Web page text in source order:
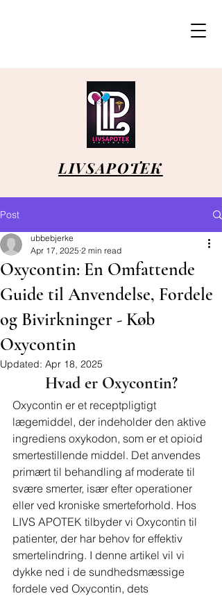
LIVSAPOTEK
Post
Oxycontin: En Omfattende
Guide til Anvendelse, Fordele
og Bivirkninger - Køb
Oxycontin
ubbebjerke
Apr 17, 2025 2 min read
Updated: Apr 18, 2025
Hvad er Oxycontin?
Oxycontin er et receptpligtigt
lægemiddel, der indeholder den aktive
ingrediens oxykodon, som er et opioid
smertestillende middel. Det anvendes
primært til behandling af moderate til
svære smerter, især efter operationer
eller ved kroniske smerteforhold. Hos
LIVS APOTEK tilbyder vi Oxycontin til
patienter, der har behov for effektiv
smertelindring. I denne artikel vil vi
dykke ned i de sundhedsmæssige
fordele ved Oxycontin, dets